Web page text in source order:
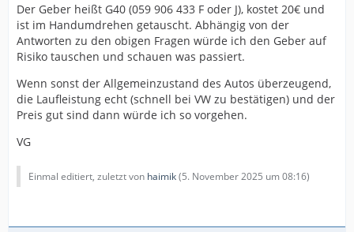
Der Geber heißt G40 (059 906 433 F oder J), kostet 20€ und
ist im Handumdrehen getauscht. Abhängig von der
Antworten zu den obigen Fragen würde ich den Geber auf
Risiko tauschen und schauen was passiert.
Wenn sonst der Allgemeinzustand des Autos überzeugend,
die Laufleistung echt (schnell bei VW zu bestätigen) und der
Preis gut sind dann würde ich so vorgehen.
VG
Einmal editiert, zuletzt von haimik(5. November 2025 um 08:16)